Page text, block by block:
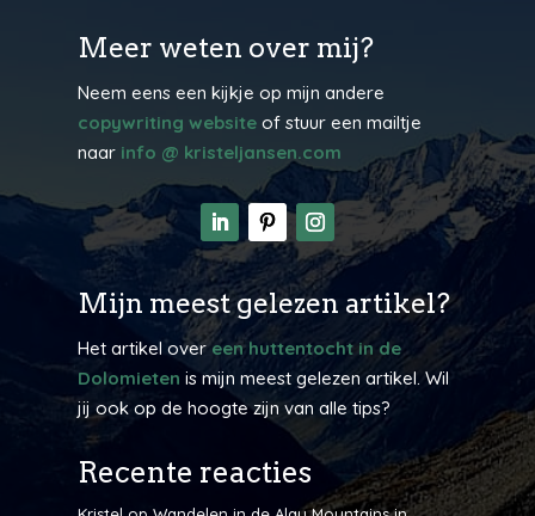
Meer weten over mij?
Neem eens een kijkje op mijn andere
copywriting websiteof stuur een mailtje
naar info @ kristeljansen.com
Mijn meest gelezen artikel?
Het artikel overeen huttentocht in de
Dolomieten is mijn meest gelezen artikel. Wil
jij ook op de hoogte zijn van alle tips?
Recente reacties